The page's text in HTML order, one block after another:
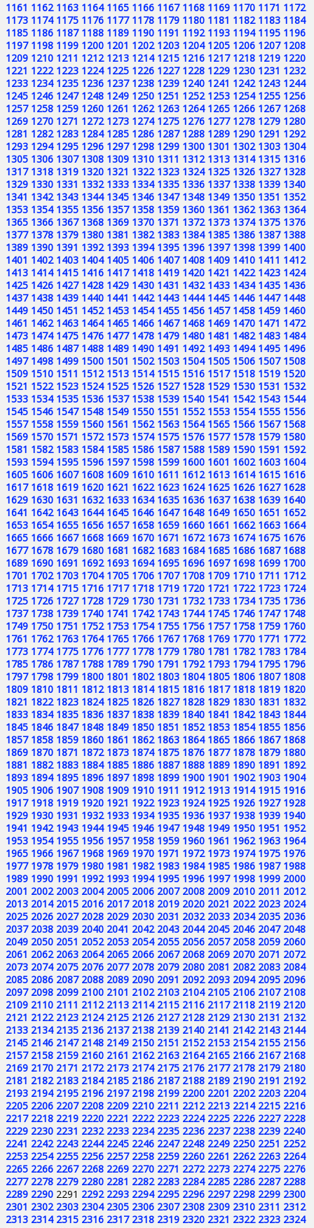
1161 1162 1163 1164 1165 1166 1167 1168 1169 1170 1171 1172
1173 1174 1175 1176 1177 1178 1179 1180 1181 1182 1183 1184
1185 1186 1187 1188 1189 1190 1191 1192 1193 1194 1195 1196
1197 1198 1199 1200 1201 1202 1203 1204 1205 1206 1207 1208
1209 1210 1211 1212 1213 1214 1215 1216 1217 1218 1219 1220
1221 1222 1223 1224 1225 1226 1227 1228 1229 1230 1231 1232
1233 1234 1235 1236 1237 1238 1239 1240 1241 1242 1243 1244
1245 1246 1247 1248 1249 1250 1251 1252 1253 1254 1255 1256
1257 1258 1259 1260 1261 1262 1263 1264 1265 1266 1267 1268
1269 1270 1271 1272 1273 1274 1275 1276 1277 1278 1279 1280
1281 1282 1283 1284 1285 1286 1287 1288 1289 1290 1291 1292
1293 1294 1295 1296 1297 1298 1299 1300 1301 1302 1303 1304
1305 1306 1307 1308 1309 1310 1311 1312 1313 1314 1315 1316
1317 1318 1319 1320 1321 1322 1323 1324 1325 1326 1327 1328
1329 1330 1331 1332 1333 1334 1335 1336 1337 1338 1339 1340
1341 1342 1343 1344 1345 1346 1347 1348 1349 1350 1351 1352
1353 1354 1355 1356 1357 1358 1359 1360 1361 1362 1363 1364
1365 1366 1367 1368 1369 1370 1371 1372 1373 1374 1375 1376
1377 1378 1379 1380 1381 1382 1383 1384 1385 1386 1387 1388
1389 1390 1391 1392 1393 1394 1395 1396 1397 1398 1399 1400
1401 1402 1403 1404 1405 1406 1407 1408 1409 1410 1411 1412
1413 1414 1415 1416 1417 1418 1419 1420 1421 1422 1423 1424
1425 1426 1427 1428 1429 1430 1431 1432 1433 1434 1435 1436
1437 1438 1439 1440 1441 1442 1443 1444 1445 1446 1447 1448
1449 1450 1451 1452 1453 1454 1455 1456 1457 1458 1459 1460
1461 1462 1463 1464 1465 1466 1467 1468 1469 1470 1471 1472
1473 1474 1475 1476 1477 1478 1479 1480 1481 1482 1483 1484
1485 1486 1487 1488 1489 1490 1491 1492 1493 1494 1495 1496
1497 1498 1499 1500 1501 1502 1503 1504 1505 1506 1507 1508
1509 1510 1511 1512 1513 1514 1515 1516 1517 1518 1519 1520
1521 1522 1523 1524 1525 1526 1527 1528 1529 1530 1531 1532
1533 1534 1535 1536 1537 1538 1539 1540 1541 1542 1543 1544
1545 1546 1547 1548 1549 1550 1551 1552 1553 1554 1555 1556
1557 1558 1559 1560 1561 1562 1563 1564 1565 1566 1567 1568
1569 1570 1571 1572 1573 1574 1575 1576 1577 1578 1579 1580
1581 1582 1583 1584 1585 1586 1587 1588 1589 1590 1591 1592
1593 1594 1595 1596 1597 1598 1599 1600 1601 1602 1603 1604
1605 1606 1607 1608 1609 1610 1611 1612 1613 1614 1615 1616
1617 1618 1619 1620 1621 1622 1623 1624 1625 1626 1627 1628
1629 1630 1631 1632 1633 1634 1635 1636 1637 1638 1639 1640
1641 1642 1643 1644 1645 1646 1647 1648 1649 1650 1651 1652
1653 1654 1655 1656 1657 1658 1659 1660 1661 1662 1663 1664
1665 1666 1667 1668 1669 1670 1671 1672 1673 1674 1675 1676
1677 1678 1679 1680 1681 1682 1683 1684 1685 1686 1687 1688
1689 1690 1691 1692 1693 1694 1695 1696 1697 1698 1699 1700
1701 1702 1703 1704 1705 1706 1707 1708 1709 1710 1711 1712
1713 1714 1715 1716 1717 1718 1719 1720 1721 1722 1723 1724
1725 1726 1727 1728 1729 1730 1731 1732 1733 1734 1735 1736
1737 1738 1739 1740 1741 1742 1743 1744 1745 1746 1747 1748
1749 1750 1751 1752 1753 1754 1755 1756 1757 1758 1759 1760
1761 1762 1763 1764 1765 1766 1767 1768 1769 1770 1771 1772
1773 1774 1775 1776 1777 1778 1779 1780 1781 1782 1783 1784
1785 1786 1787 1788 1789 1790 1791 1792 1793 1794 1795 1796
1797 1798 1799 1800 1801 1802 1803 1804 1805 1806 1807 1808
1809 1810 1811 1812 1813 1814 1815 1816 1817 1818 1819 1820
1821 1822 1823 1824 1825 1826 1827 1828 1829 1830 1831 1832
1833 1834 1835 1836 1837 1838 1839 1840 1841 1842 1843 1844
1845 1846 1847 1848 1849 1850 1851 1852 1853 1854 1855 1856
1857 1858 1859 1860 1861 1862 1863 1864 1865 1866 1867 1868
1869 1870 1871 1872 1873 1874 1875 1876 1877 1878 1879 1880
1881 1882 1883 1884 1885 1886 1887 1888 1889 1890 1891 1892
1893 1894 1895 1896 1897 1898 1899 1900 1901 1902 1903 1904
1905 1906 1907 1908 1909 1910 1911 1912 1913 1914 1915 1916
1917 1918 1919 1920 1921 1922 1923 1924 1925 1926 1927 1928
1929 1930 1931 1932 1933 1934 1935 1936 1937 1938 1939 1940
1941 1942 1943 1944 1945 1946 1947 1948 1949 1950 1951 1952
1953 1954 1955 1956 1957 1958 1959 1960 1961 1962 1963 1964
1965 1966 1967 1968 1969 1970 1971 1972 1973 1974 1975 1976
1977 1978 1979 1980 1981 1982 1983 1984 1985 1986 1987 1988
1989 1990 1991 1992 1993 1994 1995 1996 1997 1998 1999 2000
2001 2002 2003 2004 2005 2006 2007 2008 2009 2010 2011 2012
2013 2014 2015 2016 2017 2018 2019 2020 2021 2022 2023 2024
2025 2026 2027 2028 2029 2030 2031 2032 2033 2034 2035 2036
2037 2038 2039 2040 2041 2042 2043 2044 2045 2046 2047 2048
2049 2050 2051 2052 2053 2054 2055 2056 2057 2058 2059 2060
2061 2062 2063 2064 2065 2066 2067 2068 2069 2070 2071 2072
2073 2074 2075 2076 2077 2078 2079 2080 2081 2082 2083 2084
2085 2086 2087 2088 2089 2090 2091 2092 2093 2094 2095 2096
2097 2098 2099 2100 2101 2102 2103 2104 2105 2106 2107 2108
2109 2110 2111 2112 2113 2114 2115 2116 2117 2118 2119 2120
2121 2122 2123 2124 2125 2126 2127 2128 2129 2130 2131 2132
2133 2134 2135 2136 2137 2138 2139 2140 2141 2142 2143 2144
2145 2146 2147 2148 2149 2150 2151 2152 2153 2154 2155 2156
2157 2158 2159 2160 2161 2162 2163 2164 2165 2166 2167 2168
2169 2170 2171 2172 2173 2174 2175 2176 2177 2178 2179 2180
2181 2182 2183 2184 2185 2186 2187 2188 2189 2190 2191 2192
2193 2194 2195 2196 2197 2198 2199 2200 2201 2202 2203 2204
2205 2206 2207 2208 2209 2210 2211 2212 2213 2214 2215 2216
2217 2218 2219 2220 2221 2222 2223 2224 2225 2226 2227 2228
2229 2230 2231 2232 2233 2234 2235 2236 2237 2238 2239 2240
2241 2242 2243 2244 2245 2246 2247 2248 2249 2250 2251 2252
2253 2254 2255 2256 2257 2258 2259 2260 2261 2262 2263 2264
2265 2266 2267 2268 2269 2270 2271 2272 2273 2274 2275 2276
2277 2278 2279 2280 2281 2282 2283 2284 2285 2286 2287 2288
2289 2290 2291 2292 2293 2294 2295 2296 2297 2298 2299 2300
2301 2302 2303 2304 2305 2306 2307 2308 2309 2310 2311 2312
2313 2314 2315 2316 2317 2318 2319 2320 2321 2322 2323 2324